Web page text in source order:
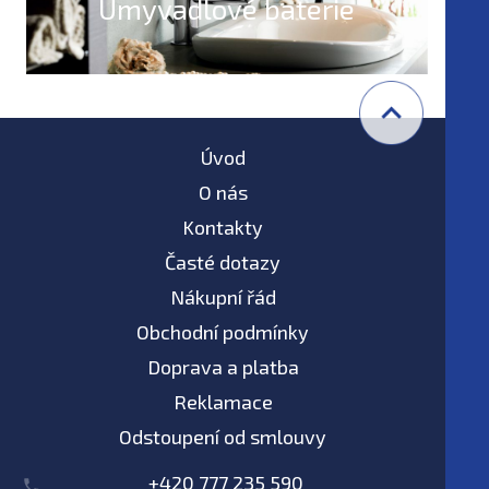
Umyvadlové baterie
Úvod
O nás
Kontakty
Časté dotazy
Nákupní řád
Obchodní podmínky
Doprava a platba
Reklamace
Odstoupení od smlouvy
+420 777 235 590